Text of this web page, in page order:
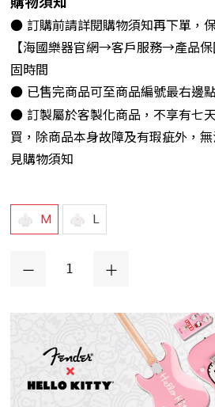
● 訂購前請詳閱購物須知再下單，
【海國樂器官網→客戶服務→產品
固時間
● 已售完商品可至商品編號最右邊
● 訂製屬於客製化商品，不享有七
買，除商品本身故障及有瑕疵外，
見購物須知
M L